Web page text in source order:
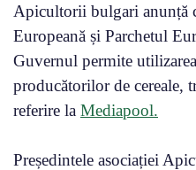
Apicultorii bulgari anunță
Europeană și Parchetul
Guvernul permite
producătorilor de cereale,
referire la Mediapool.
Președintele asociației